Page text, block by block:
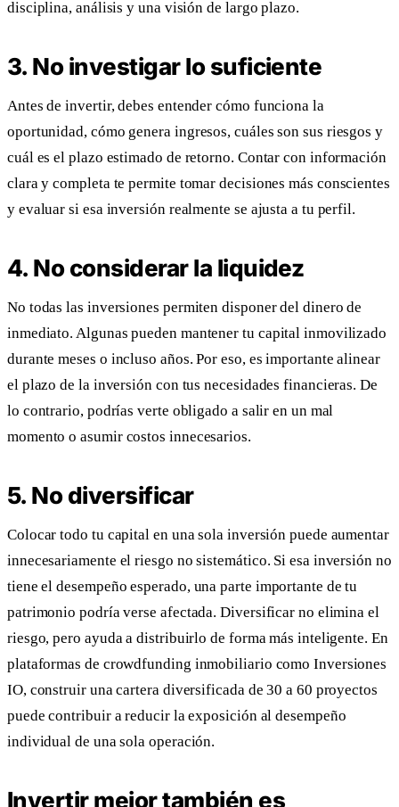
disciplina, análisis y una visión de largo plazo.
3. No investigar lo suficiente
Antes de invertir, debes entender cómo funciona la
oportunidad, cómo genera ingresos, cuáles son sus riesgos y
cuál es el plazo estimado de retorno. Contar con información
clara y completa te permite tomar decisiones más conscientes
y evaluar si esa inversión realmente se ajusta a tu perfil.
4. No considerar la liquidez
No todas las inversiones permiten disponer del dinero de
inmediato. Algunas pueden mantener tu capital inmovilizado
durante meses o incluso años. Por eso, es importante alinear
el plazo de la inversión con tus necesidades financieras. De
lo contrario, podrías verte obligado a salir en un mal
momento o asumir costos innecesarios.
5. No diversificar
Colocar todo tu capital en una sola inversión puede aumentar
innecesariamente el riesgo no sistemático. Si esa inversión no
tiene el desempeño esperado, una parte importante de tu
patrimonio podría verse afectada. Diversificar no elimina el
riesgo, pero ayuda a distribuirlo de forma más inteligente. En
plataformas de crowdfunding inmobiliario como Inversiones
IO, construir una cartera diversificada de 30 a 60 proyectos
puede contribuir a reducir la exposición al desempeño
individual de una sola operación.
Invertir mejor también es